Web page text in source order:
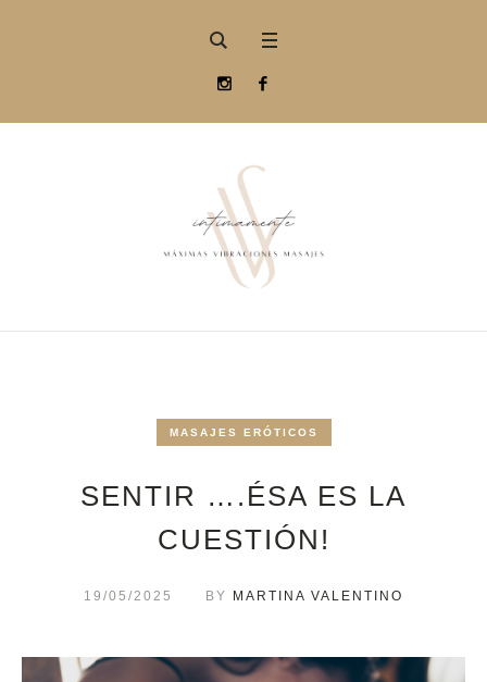
MASAJES ERÓTICOS
SENTIR ….ÉSA ES LA
CUESTIÓN!
19/05/2025 BY MARTINA VALENTINO